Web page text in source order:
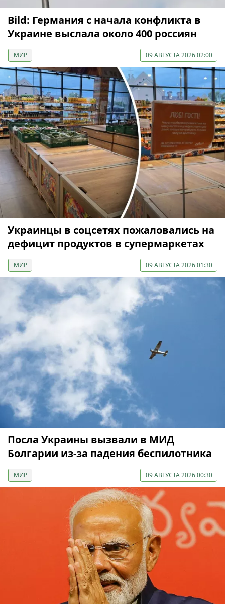
Bild: Германия с начала конфликта в
Украине выслала около 400 россиян
МИР 09 АВГУСТА 2026 02:00
Украинцы в соцсетях пожаловались на
дефицит продуктов в супермаркетах
МИР 09 АВГУСТА 2026 01:30
Посла Украины вызвали в МИД
Болгарии из-за падения беспилотника
МИР 09 АВГУСТА 2026 00:30